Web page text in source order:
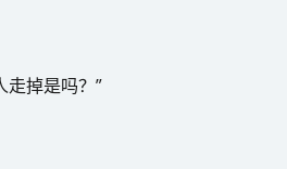
走掉是吗？”